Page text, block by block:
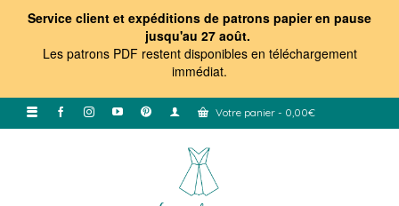
Service client et expéditions de patrons papier en pause
jusqu'au 27 août.
Les patrons PDF restent disponibles en téléchargement
immédiat.
Votre panier - 0,00€